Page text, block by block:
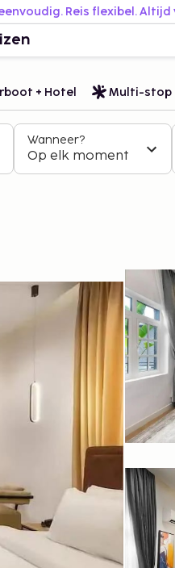
Reis flexibel.
+ Hotel Multi-stop
Wanneer?
Op elk moment